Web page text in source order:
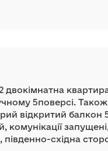
5поверсі.
відкритий балкон
комунікації
південно-східна